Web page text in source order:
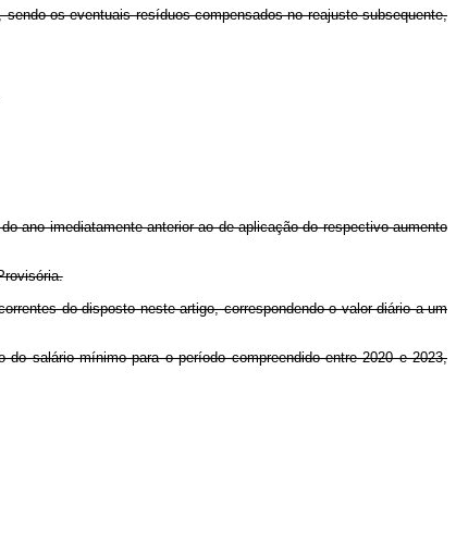
os eventuais resíduos compensados no reajuste subsequente,
ano imediatamente anterior ao de aplicação do respectivo aumento
do disposto neste artigo, correspondendo o valor diário a um
salário mínimo para o período compreendido entre 2020 e 2023,